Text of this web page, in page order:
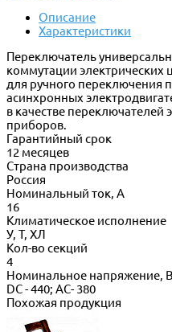
Описание
Характеристики
Переключатель
коммутации электрических
для ручного переключения
асинхронных
в качестве переключателей
приборов.
Гарантийный срок
12 месяцев
Страна производства
Россия
Номинальный ток, А
16
Климатическое исполнение
У, Т, ХЛ
Кол-во секций
4
Номинальное напряжение, В
DC - 440; AC- 380
Похожая продукция